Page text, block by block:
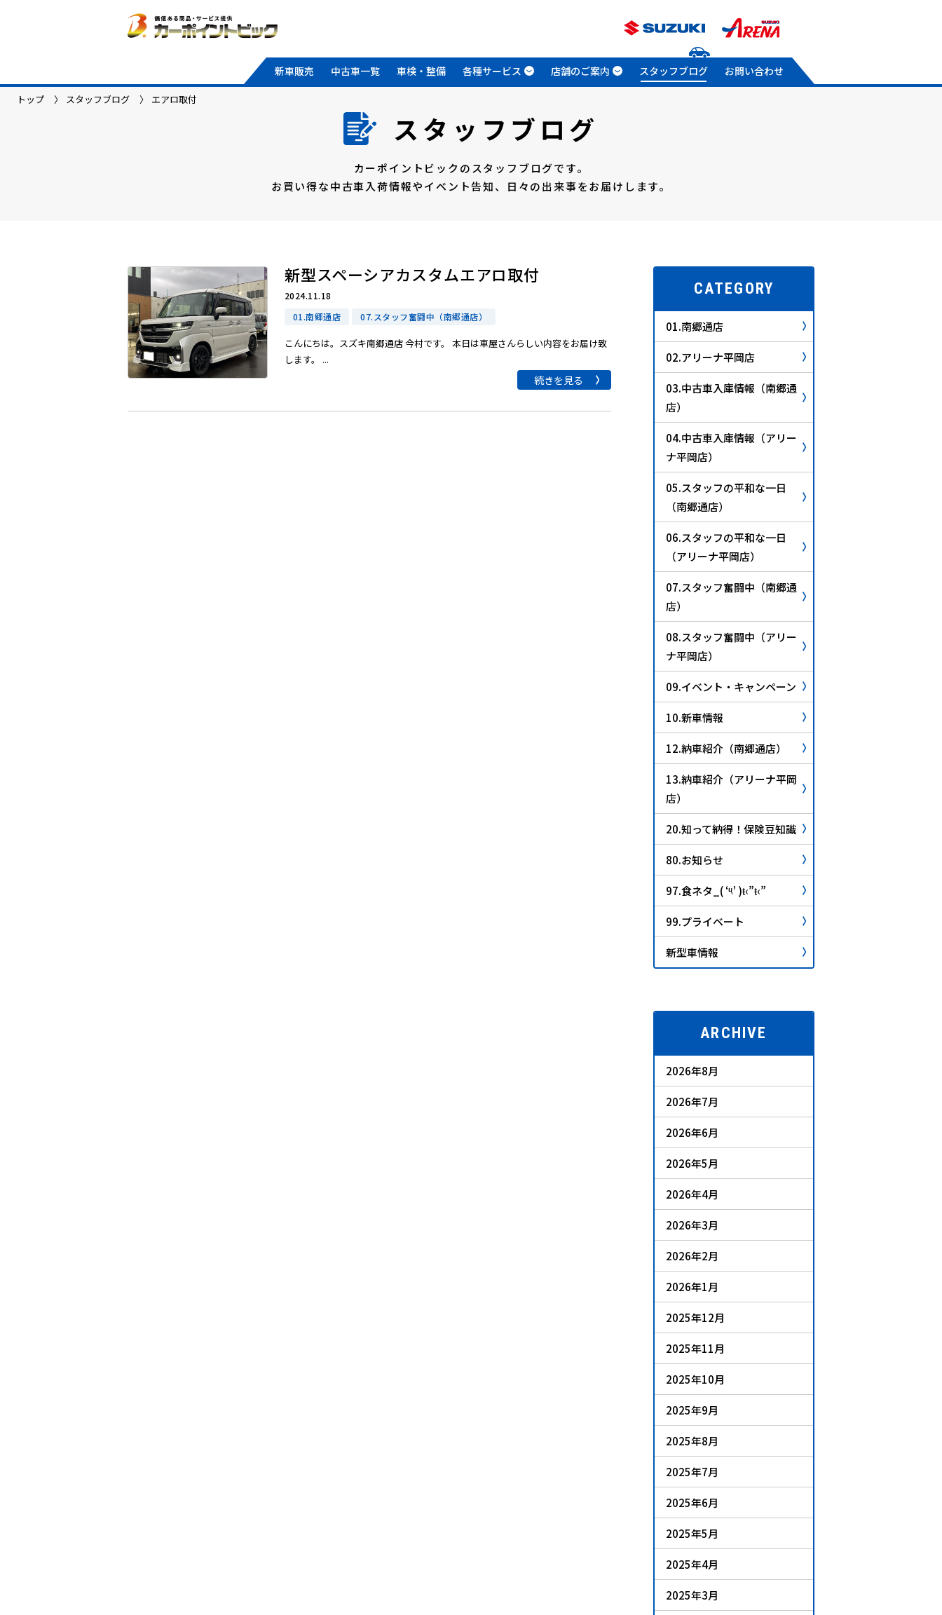
新車販売 中古車一覧 車検・整備 各種サービス 店舗のご案内 スタッフブログ お問い合わせ
トップ スタッフブログ エアロ取付
スタッフブログ
カーポイントビックのスタッフブログです。
お買い得な中古車入荷情報やイベント告知、
日々の出来事をお届けします。
新型スペーシアカスタムエアロ取付
2024.11.18
01.南郷通店
07.スタッフ奮闘中（南郷通店）
こんにちは。スズキ南郷通店 今村です。 本日は車屋さんらしい内容をお届け致
します。 ...
続きを見る
CATEGORY
01.南郷通店
02.アリーナ平岡店
03.中古車入庫情報（南郷通
店）
04.中古車入庫情報（アリー
ナ平岡店）
05.スタッフの平和な一日
（南郷通店）
06.スタッフの平和な一日
（アリーナ平岡店）
07.スタッフ奮闘中（南郷通
店）
08.スタッフ奮闘中（アリー
ナ平岡店）
09.イベント・キャンペーン
10.新車情報
12.納車紹介（南郷通店）
13.納車紹介（アリーナ平岡
店）
20.知って納得！保険豆知識
80.お知らせ
97.食ネタ_( ‘༥’ )ŧ‹”ŧ‹”
99.プライベート
新型車情報
ARCHIVE
2026年8月
2026年7月
2026年6月
2026年5月
2026年4月
2026年3月
2026年2月
2026年1月
2025年12月
2025年11月
2025年10月
2025年9月
2025年8月
2025年7月
2025年6月
2025年5月
2025年4月
2025年3月